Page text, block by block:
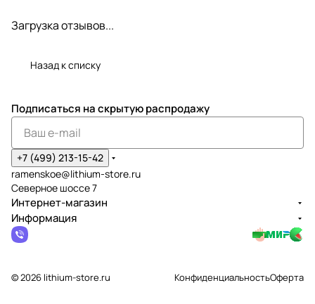
Загрузка отзывов...
Назад к списку
Подписаться на скрытую распродажу
+7 (499) 213-15-42
ramenskoe@lithium-store.ru
Северное шоссе 7
Интернет-магазин
Информация
© 2026 lithium-store.ru КонфиденциальностьОферта